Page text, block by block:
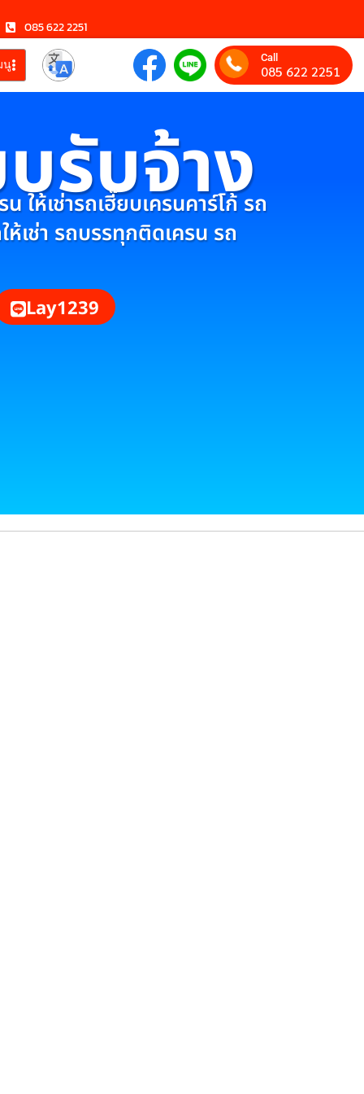
085 622 2251
นู Call
085 622 2251
รับจ้าง
ให้เช่ารถเฮี๊ยบเครนคาร์โก้ รถ
ห้เช่า รถบรรทุกติดเครน รถ
Lay1239